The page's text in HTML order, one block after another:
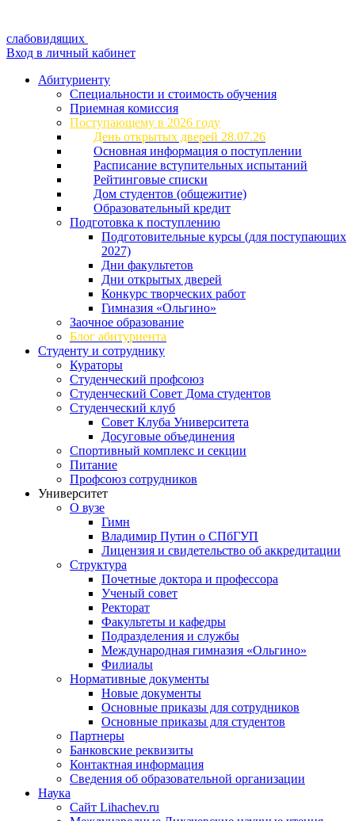
слабовидящих
Вход в личный кабинет
Абитуриенту
Специальности и стоимость обучения
Приемная комиссия
Поступающему в 2026 году
День открытых дверей 28.07.26
Основная информация о поступлении
Расписание вступительных испытаний
Рейтинговые списки
Дом студентов (общежитие)
Образовательный кредит
Подготовка к поступлению
Подготовительные курсы (для поступающих
2027)
Дни факультетов
Дни открытых дверей
Конкурс творческих работ
Гимназия «Ольгино»
Заочное образование
Блог абитуриента
Студенту и сотруднику
Кураторы
Студенческий профсоюз
Студенческий Совет Дома студентов
Студенческий клуб
Совет Клуба Университета
Досуговые объединения
Спортивный комплекс и секции
Питание
Профсоюз сотрудников
Университет
О вузе
Гимн
Владимир Путин о СПбГУП
Лицензия и свидетельство об аккредитации
Структура
Почетные доктора и профессора
Ученый совет
Ректорат
Факультеты и кафедры
Подразделения и службы
Международная гимназия «Ольгино»
Филиалы
Нормативные документы
Новые документы
Основные приказы для сотрудников
Основные приказы для студентов
Партнеры
Банковские реквизиты
Контактная информация
Сведения об образовательной организации
Наука
Сайт Lihachev.ru